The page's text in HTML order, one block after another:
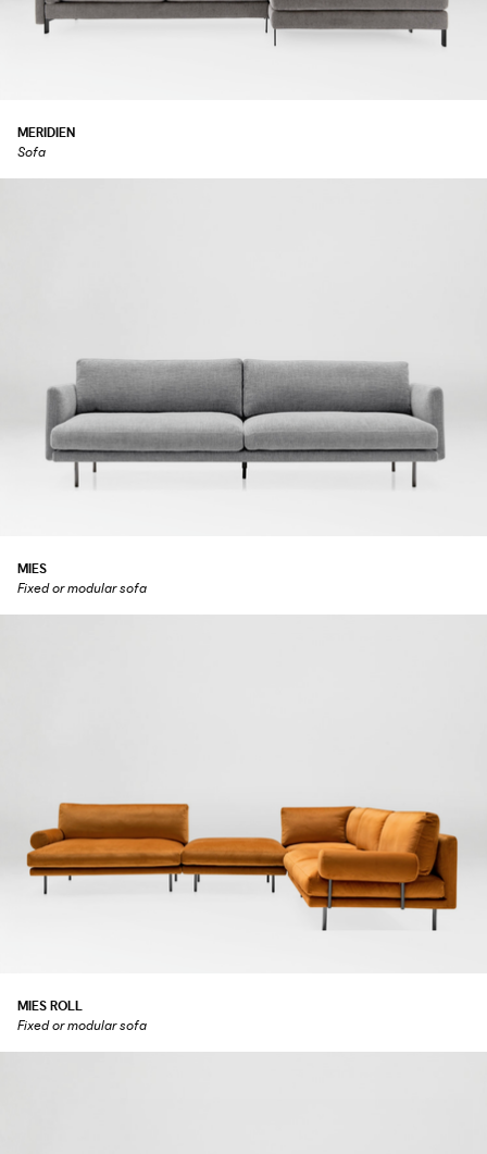
MERIDIEN
Sofa
MIES
Fixed or modular sofa
MIES ROLL
Fixed or modular sofa